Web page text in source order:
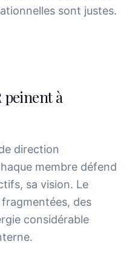
sont justes.
peinent à
direction
membre défend
sa vision. Le
des
considérable